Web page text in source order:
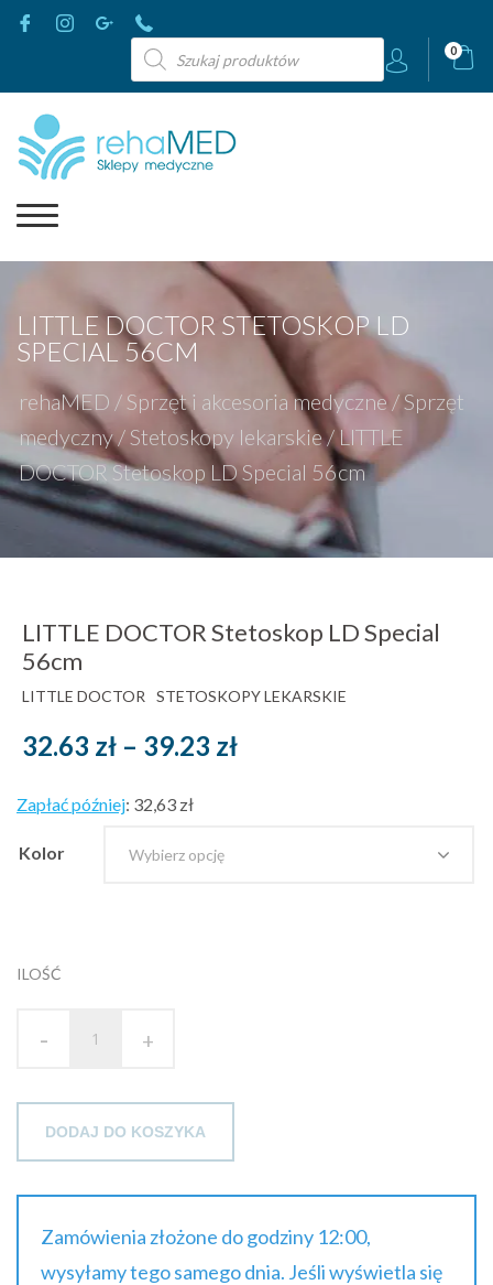
Wyszukiwarka
produktów
0
LITTLE DOCTOR STETOSKOP LD
SPECIAL 56CM
rehaMED / Sprzęt i akcesoria medyczne / Sprzęt
medyczny / Stetoskopy lekarskie/LITTLE
DOCTOR Stetoskop LD Special 56cm
LITTLE DOCTOR Stetoskop LD Special
56cm
LITTLE DOCTOR STETOSKOPY LEKARSKIE
32.63 zł – 39.23 złZakres
Zapłać później: 32,63 zł
Kolor
ILOŚĆ
- +
DODAJ DO KOSZYKA
Zamówienia złożone do godziny 12:00,
wysyłamy tego samego dnia. Jeśli wyświetla się